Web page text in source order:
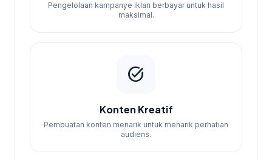
Pengelolaan kampanye iklan berbayar untuk hasil
maksimal.
task_alt
Konten Kreatif
Pembuatan konten menarik untuk menarik perhatian
audiens.